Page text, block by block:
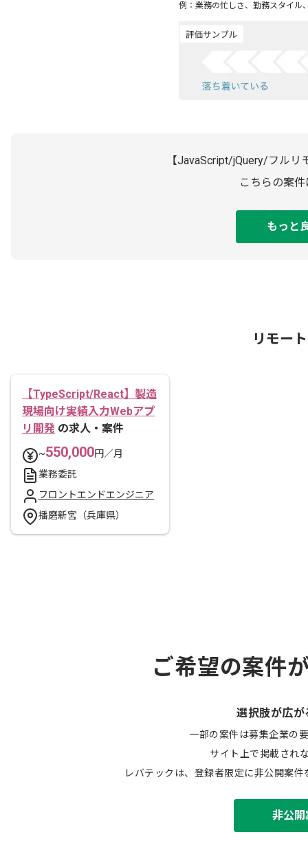
例：業務の忙しさ、勤務スタイル
【JavaScript/jQuery/フル
こちらの案
もっと
リモー
【TypeScript/React】製造
現場向け実績入力Webアプ
リ開発 の求人・案件
~550,000円／月
業務委託
フロントエンドエンジニア
播磨新宮（兵庫県）
ご希望の案件
選択肢が広が
一部の案件は募集企業の
サイト上で掲載され
レバテックは、登録者限定に非公開案
非公